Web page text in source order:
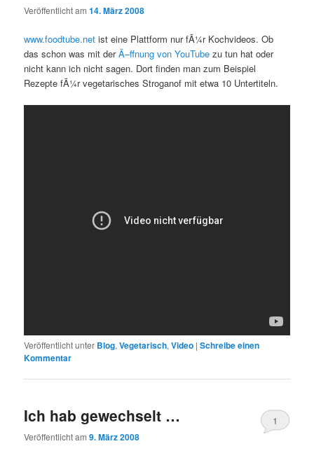
Veröffentlicht am14. März 2008
www.foodtube.net ist eine Plattform nur fÃ¼r Kochvideos. Ob
das schon was mit derÃ–ffnung von YouTube zu tun hat oder
nicht kann ich nicht sagen. Dort finden man zum Beispiel
Rezepte fÃ¼r vegetarisches Stroganof mit etwa 10 Untertiteln.
Veröffentlicht unter Blog,Vegetarisch,Video |Schreibe einen
Kommentar
Ich hab gewechselt …
Veröffentlicht am9. März 2008
1